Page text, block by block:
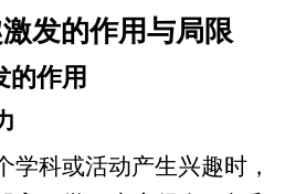
发的作用与局限
的作用
学科或活动产生兴趣时，